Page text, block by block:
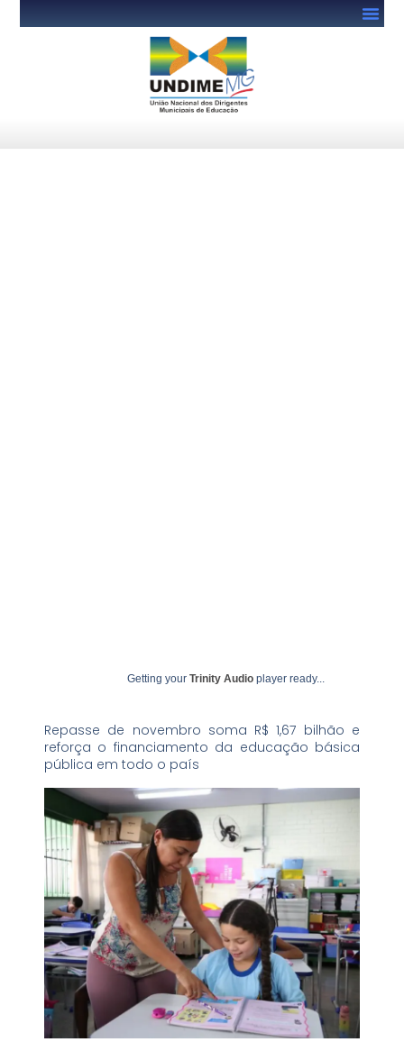
Getting your Trinity Audioplayer ready...
Repasse de novembro soma R$ 1,67 bilhão e
reforça o financiamento da educação básica
pública em todo o país